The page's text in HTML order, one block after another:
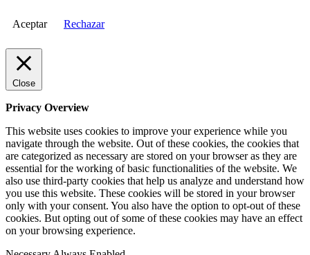
Aceptar Rechazar
Close
Privacy Overview
This website uses cookies to improve your experience while you
navigate through the website. Out of these cookies, the cookies that
are categorized as necessary are stored on your browser as they are
essential for the working of basic functionalities of the website. We
also use third-party cookies that help us analyze and understand how
you use this website. These cookies will be stored in your browser
only with your consent. You also have the option to opt-out of these
cookies. But opting out of some of these cookies may have an effect
on your browsing experience.